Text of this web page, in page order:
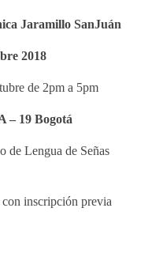
Jaramillo SanJuán
2018
de 2pm a 5pm
– 19 Bogotá
de Lengua de Señas
inscripción previa